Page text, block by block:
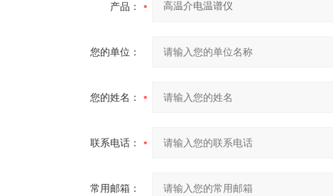
产品：
您的单位：
您的姓名：
联系电话：
常用邮箱：